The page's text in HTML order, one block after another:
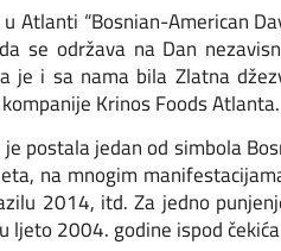
Atlanti “Bosnian-American
se održava na Dan
je i sa nama bila Zlatna
Krinos Foods Atlanta.
postala jedan od simbola
na mnogim
2014, itd. Za jedno
ljeto 2004. godine ispod